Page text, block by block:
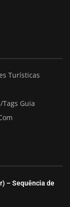
Turísticas
Tags Guia
– Sequência de